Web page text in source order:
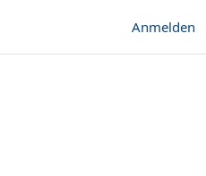
Anmelden